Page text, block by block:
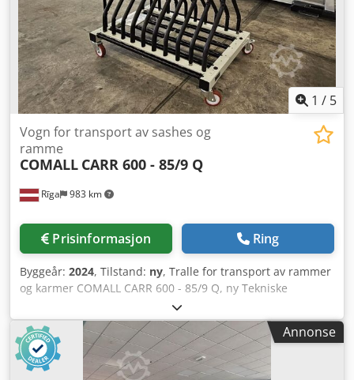
1 / 5
Rīga 983 km
Vogn for transport av sashes og
ramme
COMALL CARR 600 - 85/9 Q
Prisinformasjon Ring
Byggeår: 2024, Tilstand: ny, Tralle for transport av rammer
og karmer COMALL CARR 600 - 85/9 Q, ny Tekniske
spesifikasjoner: - 9 rom med arbeidsbredde 84 mm -
Kontaktflater belagt med ripe- og støtsikker plast - Ruller
for transport av rammer - 4 hjul Ø 125 mm, hvorav 2 med
låseanordning - Maks belastning: 560 kg - Leveres i kartong
Dwsdpfx Aaolfargsvea
Annonse